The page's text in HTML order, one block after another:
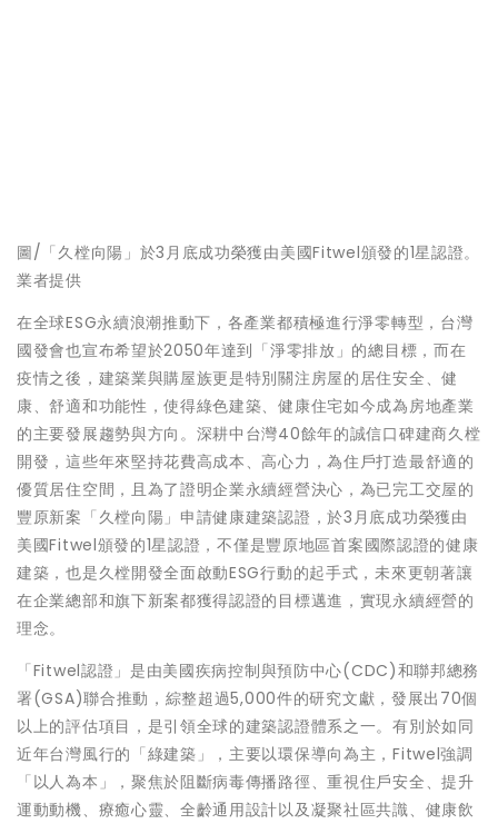
圖/「久樘向陽」於3月底成功榮獲由美國Fitwel頒發的1星認證。
業者提供
在全球ESG永續浪潮推動下，各產業都積極進行淨零轉型，台灣
國發會也宣布希望於2050年達到「淨零排放」的總目標，而在
疫情之後，建築業與購屋族更是特別關注房屋的居住安全、健
康、舒適和功能性，使得綠色建築、健康住宅如今成為房地產業
的主要發展趨勢與方向。深耕中台灣40餘年的誠信口碑建商久樘
開發，這些年來堅持花費高成本、高心力，為住戶打造最舒適的
優質居住空間，且為了證明企業永續經營決心，為已完工交屋的
豐原新案「久樘向陽」申請健康建築認證，於3月底成功榮獲由
美國Fitwel頒發的1星認證，不僅是豐原地區首案國際認證的健康
建築，也是久樘開發全面啟動ESG行動的起手式，未來更朝著讓
在企業總部和旗下新案都獲得認證的目標邁進，實現永續經營的
理念。
「Fitwel認證」是由美國疾病控制與預防中心(CDC)和聯邦總務
署(GSA)聯合推動，綜整超過5,000件的研究文獻，發展出70個
以上的評估項目，是引領全球的建築認證體系之一。有別於如同
近年台灣風行的「綠建築」，主要以環保導向為主，Fitwel強調
「以人為本」，聚焦於阻斷病毒傳播路徑、重視住戶安全、提升
運動動機、療癒心靈、全齡通用設計以及凝聚社區共識、健康飲